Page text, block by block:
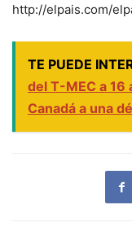
http://elpais.com/
TE PUEDE
del T-MEC a 16
Canadá a una